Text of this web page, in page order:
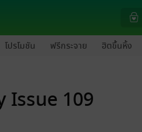
โปรโมชัน ฟรีกระจาย ฮิตขึ้นหิ้ง
Issue 109